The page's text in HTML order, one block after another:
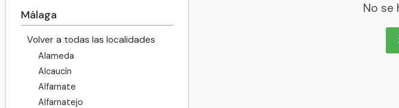
Málaga
Volver a todas las localidades
Alameda
Alcaucín
Alfarnate
Alfarnatejo
No se